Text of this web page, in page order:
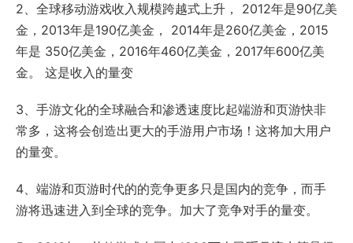
2、全球移动游戏收入规模跨越式上升， 2012年是90亿美
金，2013年是190亿美金， 2014年是260亿美金，2015
年是 350亿美金，2016年460亿美金，2017年600亿美
金。 这是收入的量变
3、手游文化的全球融合和渗透速度比起端游和页游快非
常多，这将会创造出更大的手游用户市场！这将加大用户
的量变。
4、端游和页游时代的的竞争更多只是国内的竞争，而手
游将迅速进入到全球的竞争。加大了竞争对手的量变。